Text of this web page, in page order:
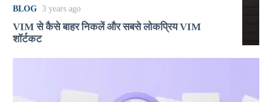
BLOG 3 years ago
VIM से कैसे बाहर निकलें और सबसे लोकप्रिय VIM
शॉर्टकट